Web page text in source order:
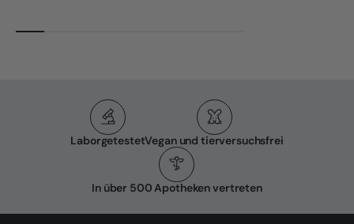
LaborgetestetVegan und tierversuchsfrei
In über 500 Apotheken vertreten